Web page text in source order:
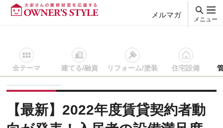
メルマガ
メニュー
全テーマ 建てる/融資 リフォーム/塗装 住宅設備
賃貸経営ＴＯＰ 管理/空室対策 記事を読む 【最新】2022
【最新】2022年度賃貸契約者動